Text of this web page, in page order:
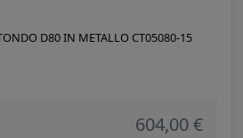
D80 IN METALLO CT05080-15
604,00 €